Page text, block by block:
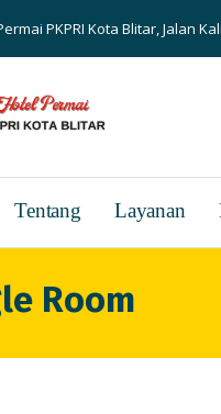
PKPRI Kota Blitar, Jalan
Tentang Layanan
Room